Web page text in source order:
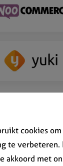
cookies
te verbeteren.
akkoord met